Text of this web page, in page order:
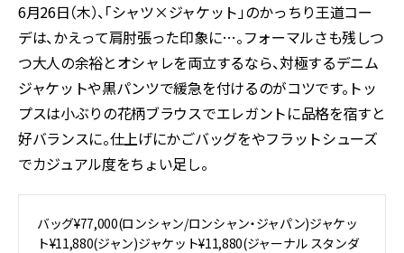
6月26日（木）、「シャツ×ジャケット」のかっちり王道コー
デは、かえって肩肘張った印象に…。フォーマルさも残しつ
つ大人の余裕とオシャレを両立するなら、対極するデニム
ジャケットや黒パンツで緩急を付けるのがコツです。トッ
プスは小ぶりの花柄ブラウスでエレガントに品格を宿すと
好バランスに。仕上げにかごバッグをやフラットシューズ
でカジュアル度をちょい足し。
バッグ¥77,000(ロンシャン/ロンシャン・ジャパン)ジャケッ
ト¥11,880(ジャン)ジャケット¥11,880(ジャーナル スタンダ